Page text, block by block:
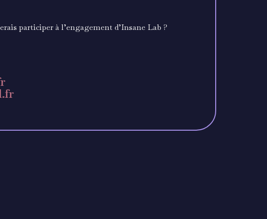
participer à l’engagement d’Insane Lab ?